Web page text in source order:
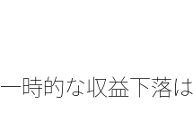
一時的な収益下落